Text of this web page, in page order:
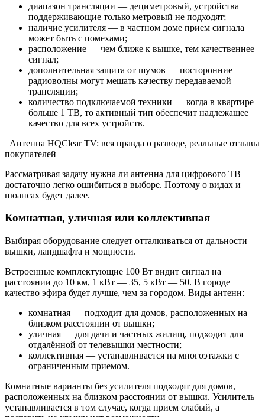
диапазон трансляции — дециметровый, устройства
поддерживающие только метровый не подходят;
наличие усилителя — в частном доме прием сигнала
может быть с помехами;
расположение — чем ближе к вышке, тем качественнее
сигнал;
дополнительная защита от шумов — посторонние
радиоволны могут мешать качеству передаваемой
трансляции;
количество подключаемой техники — когда в квартире
больше 1 ТВ, то активный тип обеспечит надлежащее
качество для всех устройств.
Антенна HQClear TV: вся правда о разводе, реальные отзывы
покупателей
Рассматривая задачу нужна ли антенна для цифрового ТВ
достаточно легко ошибиться в выборе. Поэтому о видах и
нюансах будет далее.
Комнатная, уличная или коллективная
Выбирая оборудование следует отталкиваться от дальности
вышки, ландшафта и мощности.
Встроенные комплектующие 100 Вт видит сигнал на
расстоянии до 10 км, 1 кВт — 35, 5 кВт — 50. В городе
качество эфира будет лучше, чем за городом. Виды антенн:
комнатная — подходит для домов, расположенных на
близком расстоянии от вышки;
уличная — для дачи и частных жилищ, подходит для
отдалённой от телевышки местности;
коллективная — устанавливается на многоэтажки с
ограниченным приемом.
Комнатные варианты без усилителя подходят для домов,
расположенных на близком расстоянии от вышки. Усилитель
устанавливается в том случае, когда прием слабый, а